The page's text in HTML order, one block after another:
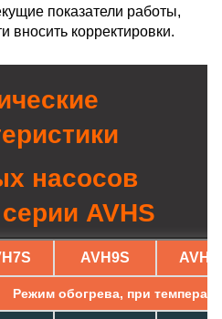
показатели работы,
вносить корректировки.
насосов
AVHS
AVH9S
Режим обогрева, при